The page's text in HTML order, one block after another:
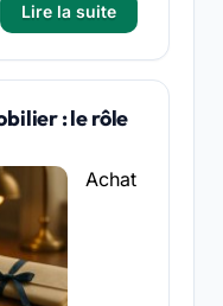
Lire la suite
: le rôle
Achat